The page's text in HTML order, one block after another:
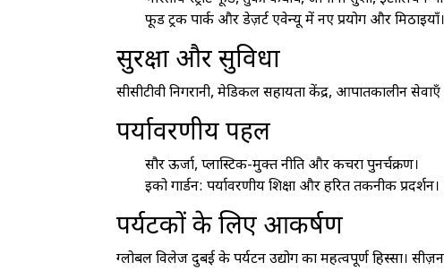
फूड ट्रक पार्क और डेज़र्ट एवेन्यू में नए प्रयोग और मिठाइयाँ।
सुरक्षा और सुविधा
सीसीटीवी निगरानी, मेडिकल सहायता केंद्र, आपातकालीन
पर्यावरणीय पहल
सौर ऊर्जा, प्लास्टिक-मुक्त नीति और कचरा पुनर्चक्रण।
इको गार्डन: पर्यावरणीय शिक्षा और हरित तकनीक प्रदर्शन।
पर्यटकों के लिए आकर्षण
ग्लोबल विलेज दुबई के पर्यटन उद्योग का महत्वपूर्ण हिस्सा।